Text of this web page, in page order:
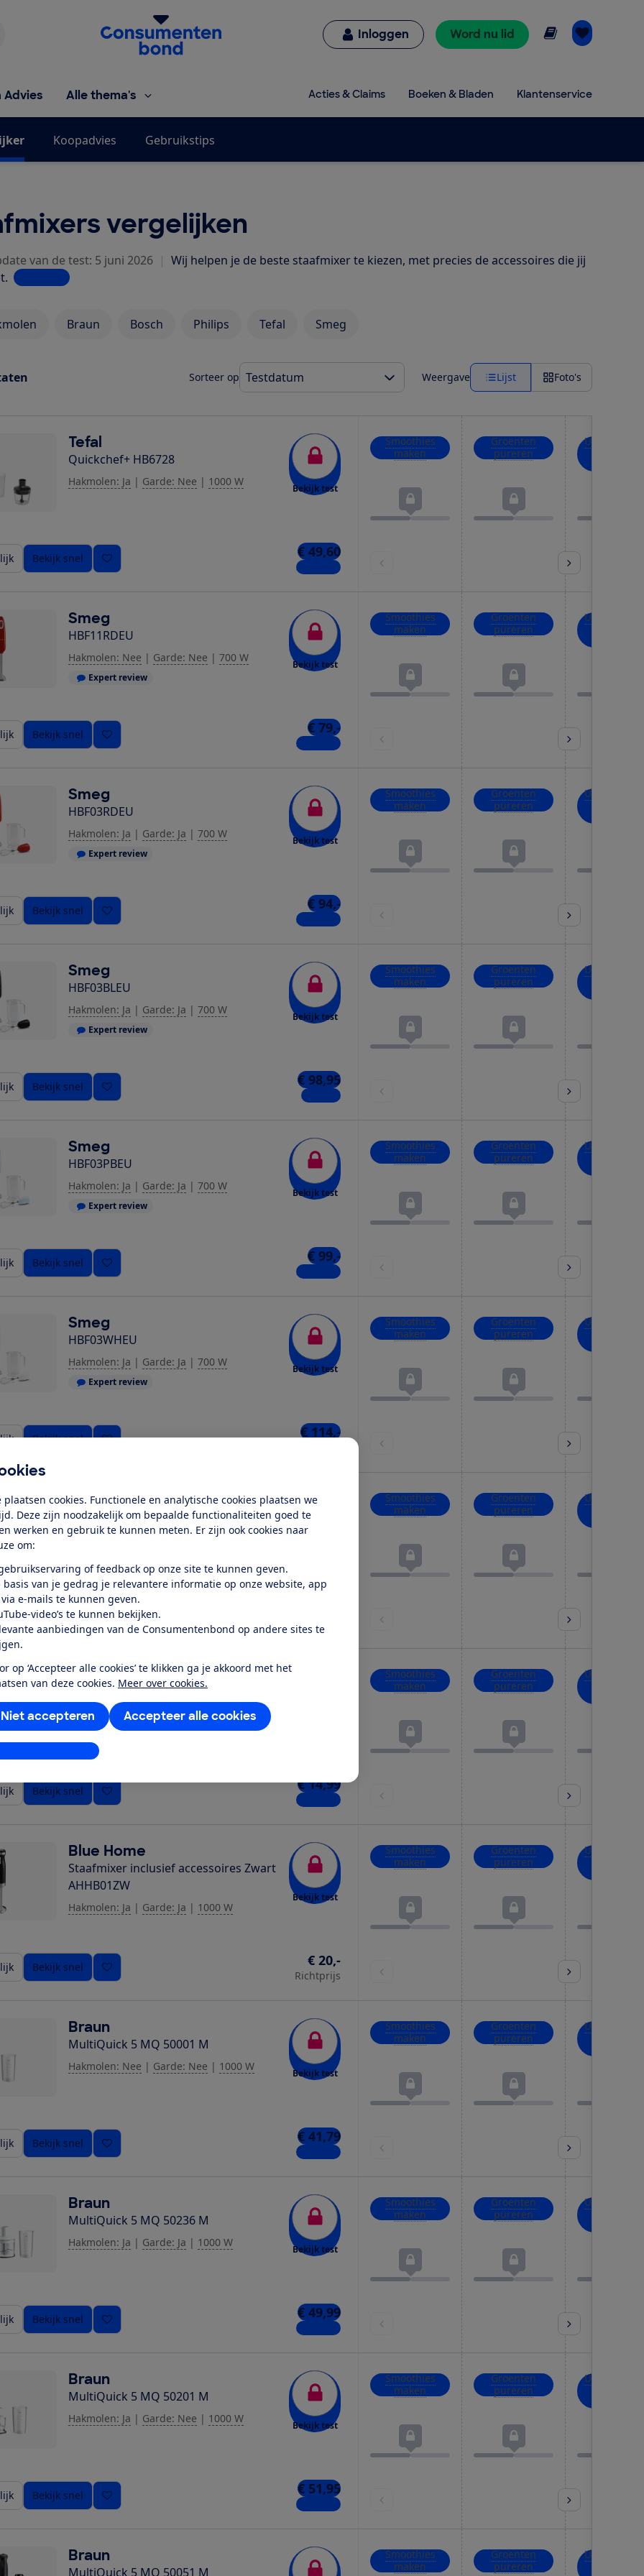
plaatsen cookies. Functionele en analytische cookies plaatsen we
Deze zijn noodzakelijk om bepaalde functionaliteiten goed te
werken en gebruik te kunnen meten. Er zijn ook cookies naar
om:
of feedback op onze site te kunnen geven.
basis van je gedrag je relevantere informatie op onze website, app
e-mails te kunnen geven.
video’s te kunnen bekijken.
aanbiedingen van de Consumentenbond op andere sites te
op ‘Accepteer alle cookies’ te klikken ga je akkoord met het
van deze cookies. Meer over cookies.
Accepteer alle cookies
Niet accepteren
aanpassen
Homepage van de Consumentenbond
Inloggen Word nu lid Online lezen
Advies Alle thema's Acties & Claims Boeken & Bladen Klantenservice
Koopadvies Gebruikstips
toe
vergelijken
van de test: 5 juni 2026 | Wij helpen je de beste staafmixer te kiezen, met precies de accessoires die jij
Lees meer
Braun Bosch Philips Tefal Smeg
Sorteer op Weergave Lijst Foto's
Tefal
Quickchef+ HB6728
Hakmolen: Ja | Garde: Nee | 1000 W
Bekijk test
Bekijk snel € 49,60
3 winkels
Smoothies
maken
Groenten
pureren
Uien,
Smeg
HBF11RDEU
Hakmolen: Nee | Garde: Nee | 700 W
Expert review
Bekijk test
Bekijk snel € 79,-
2 winkels
Smoothies
maken
Groenten
pureren
Uien,
Smeg
HBF03RDEU
Hakmolen: Ja | Garde: Ja | 700 W
Expert review
Bekijk test
Bekijk snel € 94,-
3 winkels
Smoothies
maken
Groenten
pureren
Uien,
Smeg
HBF03BLEU
Hakmolen: Ja | Garde: Ja | 700 W
Expert review
Bekijk test
Bekijk snel € 98,95
1 winkel
Smoothies
maken
Groenten
pureren
Uien,
Smeg
HBF03PBEU
Hakmolen: Ja | Garde: Ja | 700 W
Expert review
Bekijk test
Bekijk snel € 99,-
2 winkels
Smoothies
maken
Groenten
pureren
Uien,
Smeg
HBF03WHEU
Hakmolen: Ja | Garde: Ja | 700 W
Expert review
Bekijk test
Bekijk snel € 114,-
Smoothies
maken
Groenten
pureren
Uien,
Smeg
HBF03CREU
Hakmolen: Ja | Garde: Ja | 700 W
Bekijk snel
2 winkels
Smoothies
maken
Groenten
pureren
Uien,
Tomado
Staafmixer TSB3500B
Hakmolen: Nee | Garde: Nee | 350 W
Bekijk snel € 14,99
2 winkels
Smoothies
maken
Groenten
pureren
Uien,
Blue Home
Staafmixer inclusief accessoires Zwart
AHHB01ZW
Hakmolen: Ja | Garde: Ja | 1000 W
Bekijk test
Bekijk snel € 20,-
Richtprijs
Smoothies
maken
Groenten
pureren
Uien,
Braun
MultiQuick 5 MQ 50001 M
Hakmolen: Nee | Garde: Nee | 1000 W
Bekijk test
Bekijk snel € 41,79
5 winkels
Smoothies
maken
Groenten
pureren
Uien,
Braun
MultiQuick 5 MQ 50236 M
Hakmolen: Ja | Garde: Ja | 1000 W
Bekijk test
Bekijk snel € 49,99
5 winkels
Smoothies
maken
Groenten
pureren
Uien,
Braun
MultiQuick 5 MQ 50201 M
Hakmolen: Ja | Garde: Nee | 1000 W
Bekijk test
Bekijk snel € 51,95
3 winkels
Smoothies
maken
Groenten
pureren
Uien,
Braun
MultiQuick 5 MQ 50051 M
Smoothies
maken
Groenten
pureren
Uien,